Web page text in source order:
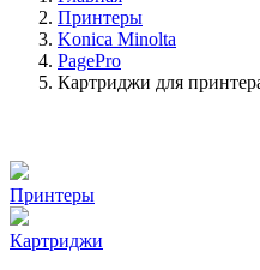
Принтеры
Konica Minolta
PagePro
Картриджи для
Принтеры
Картриджи